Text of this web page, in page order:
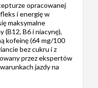
opracowanej
i energię w
maksymalne
(B12, B6 i niacynę),
kofeinę (64 mg/100
bez cukru i z
przez ekspertów
jazdy na